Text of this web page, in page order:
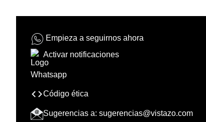
Empieza a seguirnos ahora
Activar notificaciones
Código ética
Sugerencias a: sugerencias@vistazo.com